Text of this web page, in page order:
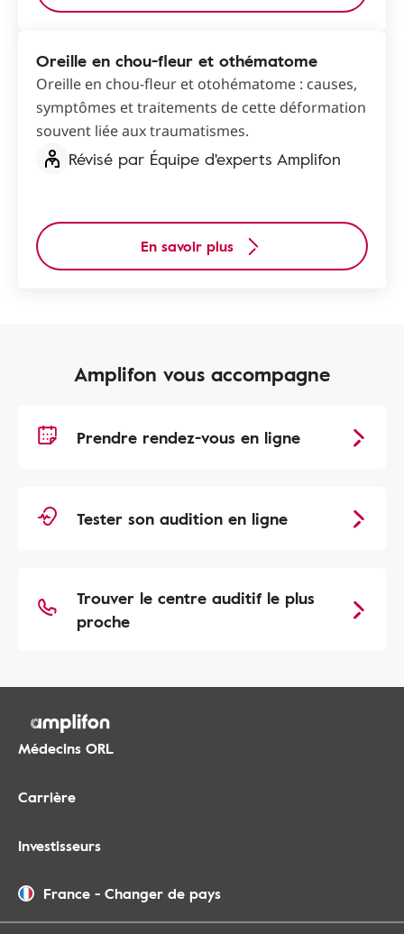
Oreille en chou-fleur et othématome
Oreille en chou-fleur et otohématome : causes,
symptômes et traitements de cette déformation
souvent liée aux traumatismes.
Révisé par Équipe d'experts Amplifon
En savoir plus
Amplifon vous accompagne
Prendre rendez-vous en ligne
Tester son audition en ligne
Trouver le centre auditif le plus
proche
Médecins ORL
Carrière
Investisseurs
France - Changer de pays